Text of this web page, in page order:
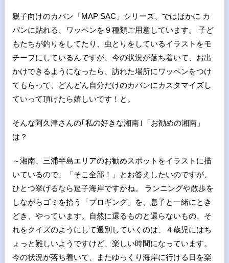
親子向けのカバン「MAP SAC」シリーズ、ではほかに カ
バンに貼れる、ワッペンを９種類ご用意しています。 子ど
もたちが釣りをしてたり、虫とりをしているイラストをモ
チーフにしているんですが、今の状況が落ち着いて、お出
かけできるようになったら、訪れた場所にワッペンをつけ
てもらって、どんどん自分だけのカバンにカスタマイズし
ていって頂けたら嬉しいです！と。
そんな阿久津さんの｢私の好きな湘南｣「お勧めの湘南」
は？
～湘南、三浦半島エリアのお勧めスポットをイラストに描
いているので、「そこ全部！」とお答えしたいのですが、
ひとつ挙げるなら逗子海岸ですかね。 ランニングや散歩を
しながらゴミを拾う「プロギング」を、息子と一緒にとき
どき、やっています。自然に還るものと還らないもの、そ
れをクイズのようにして選別していくのは、４歳児にはち
ょっと難しいようですけど、楽しい時間になっています。
今の状況が落ち着いて、またゆっくり海岸に行ける日を楽